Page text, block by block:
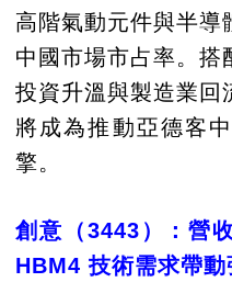
高階氣動元件與半導
中國市場市占率。搭
投資升溫與製造業回
將成為推動亞德客
擎。
創意（3443）：營
HBM4 技術需求帶動